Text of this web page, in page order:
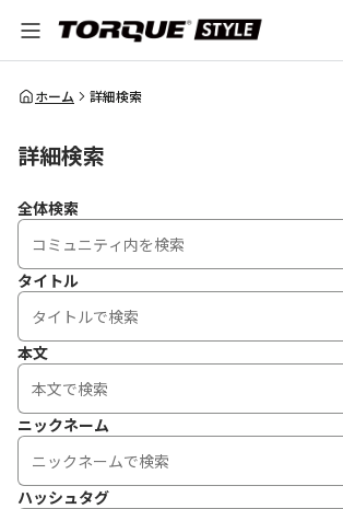
全体検索
ホーム 詳細検索
詳細検索
全体検索
タイトル
本文
ニックネーム
ハッシュタグ